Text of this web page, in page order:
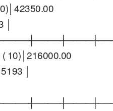
│
10)│216000.00
│